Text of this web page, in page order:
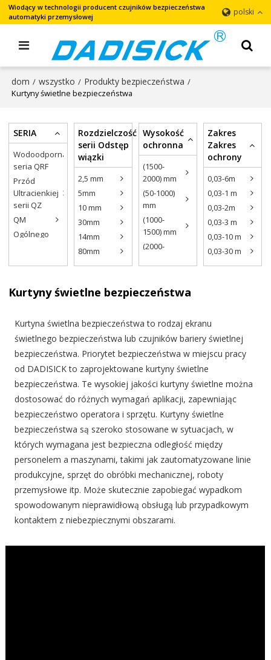
Wiodący w technologii producent czujników bezpieczeństwa
automatyki przemysłowej
polski
dom / wszystko / Produkty bezpieczeństwa /
Kurtyny świetlne bezpieczeństwa
SERIA
Wodoodporna
seria QRF
Przód
Ultracienkiej
serii QZ
QM
Ogólnego
Seria Side
｜QBT
Eliminowanie
martwych
stref｜Seria
QO
Szeroki
zakres
skanowania
– seria QT
Wielostronna
ochrona
dostępu –
seria QSA
Rozdzielczość
serii Odstęp
wiązki
2,5 mm
5mm
10 mm
30mm
14mm
80mm
40mm
200mm
Wysokość
ochronna
(1500-
2000) mm
(50-1000)
mm
(1000-
1500) mm
(2000-
Zakres
Zakres
ochrony
0,03-6m
0,03-1 m
0,03-2m
0,03-3 m
0,03-10 m
0,03-30 m
0,03-15 m
0,03-45m
0,03-40 m
Kurtyny świetlne bezpieczeństwa
Kurtyna świetlna bezpieczeństwa to rodzaj ekranu
świetlnego bezpieczeństwa lub czujników bariery świetlnej
bezpieczeństwa. Priorytet bezpieczeństwa w miejscu pracy
od DADISICK to zaprojektowane kurtyny świetlne
bezpieczeństwa. Te wysokiej jakości kurtyny świetlne można
dostosować do różnych wymagań aplikacji, zapewniając
bezpieczeństwo operatora i sprzętu. Kurtyny świetlne
bezpieczeństwa są szeroko stosowane w sytuacjach, w
których wymagana jest bezpieczna odległość między
personelem a maszynami, takimi jak zautomatyzowane linie
produkcyjne, sprzęt do obróbki mechanicznej, roboty
przemysłowe itp. Może skutecznie zapobiegać wypadkom
spowodowanym nieprawidłową obsługą lub przypadkowym
kontaktem z niebezpiecznymi obszarami.